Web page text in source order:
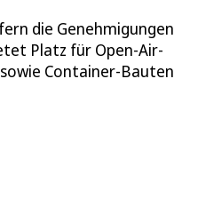
die Genehmigungen
Platz für Open-Air-
Container-Bauten